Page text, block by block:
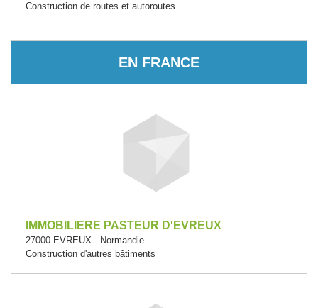
Construction de routes et autoroutes
EN FRANCE
IMMOBILIERE PASTEUR D'EVREUX
27000 EVREUX - Normandie
Construction d'autres bâtiments